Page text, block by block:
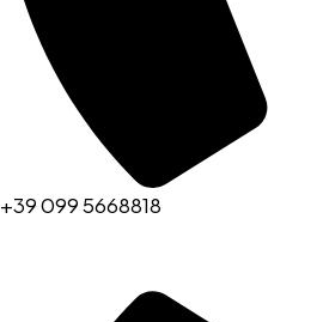
+39 099 5668818